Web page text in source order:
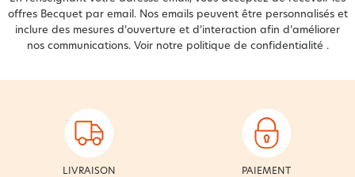
offres Becquet par email. Nos emails peuvent être personnalisés et
inclure des mesures d’ouverture et d’interaction afin d’améliorer
nos communications. Voir notre politique de confidentialité .
LIVRAISON
PAIEMENT